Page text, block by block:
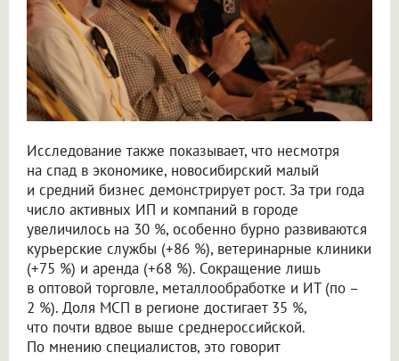
Исследование также показывает, что несмотря
на спад в экономике, новосибирский малый
и средний бизнес демонстрирует рост. За три года
число активных ИП и компаний в городе
увеличилось на 30 %, особенно бурно развиваются
курьерские службы (+86 %), ветеринарные клиники
(+75 %) и аренда (+68 %). Сокращение лишь
в оптовой торговле, металлообработке и ИТ (по –
2 %). Доля МСП в регионе достигает 35 %,
что почти вдвое выше среднероссийской.
По мнению специалистов, это говорит